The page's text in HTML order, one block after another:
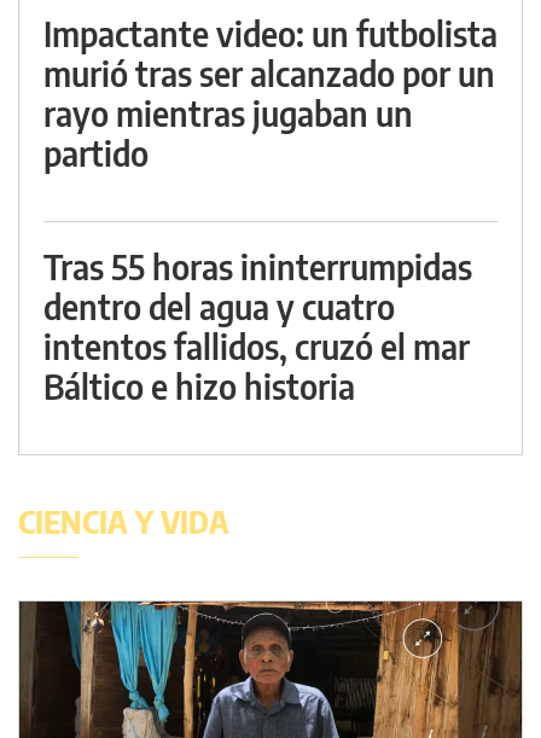
Impactante video: un futbolista
murió tras ser alcanzado por un
rayo mientras jugaban un
partido
Tras 55 horas ininterrumpidas
dentro del agua y cuatro
intentos fallidos, cruzó el mar
Báltico e hizo historia
CIENCIA Y VIDA